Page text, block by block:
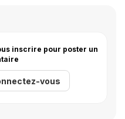
inscrire pour poster un
vous